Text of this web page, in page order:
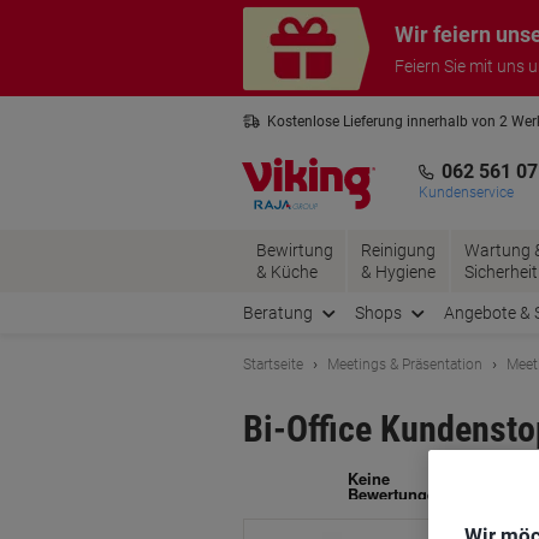
Wir feiern
Feiern Sie mit uns
Kostenlose Lieferung innerhalb von 2
062 561
Kundenservice
Bewirtung
& Küche
Reinigung
& Hygiene
Wartung
Sicherheit
Beratung Shops Angebote &
Startseite Meetings & Präsentation
Bi-Office